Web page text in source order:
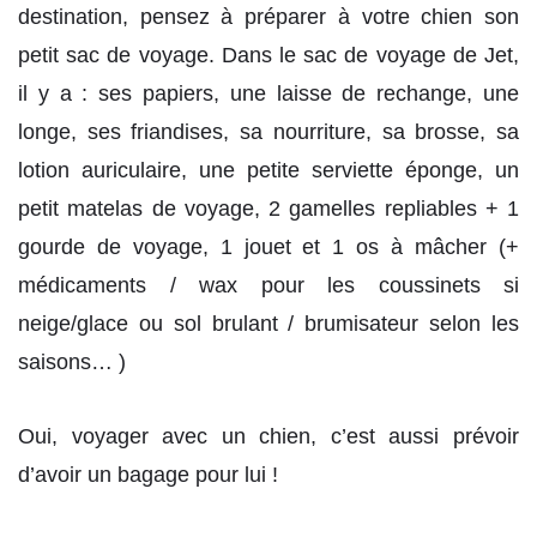
destination, pensez à préparer à votre chien son
petit sac de voyage. Dans le sac de voyage de Jet,
il y a : ses papiers, une laisse de rechange, une
longe, ses friandises, sa nourriture, sa brosse, sa
lotion auriculaire, une petite serviette éponge, un
petit matelas de voyage, 2 gamelles repliables + 1
gourde de voyage, 1 jouet et 1 os à mâcher (+
médicaments / wax pour les coussinets si
neige/glace ou sol brulant / brumisateur selon les
saisons… )
Oui, voyager avec un chien, c’est aussi prévoir
d’avoir un bagage pour lui !